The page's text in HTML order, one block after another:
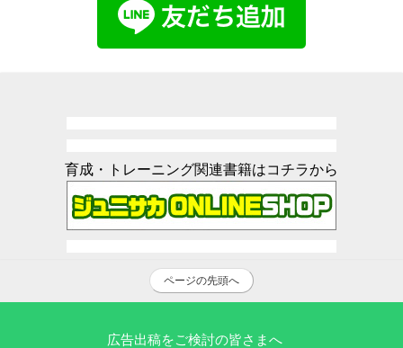
育成・トレーニング関連書籍はコチラから
ページの先頭へ
広告出稿をご検討の皆さまへ